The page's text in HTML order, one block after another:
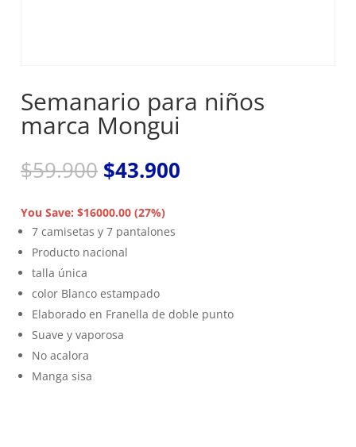
Semanario para niños
marca Mongui
$59.900 El
precio
original
era:
$59.900.
$43.900
You Save: $16000.00 (27%)
7 camisetas y 7 pantalones
Producto nacional
talla única
color Blanco estampado
Elaborado en Franella de doble punto
Suave y vaporosa
No acalora
Manga sisa